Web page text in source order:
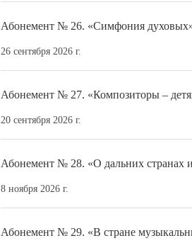
Абонемент № 26. «Симфония
26 сентября 2026 г.
Абонемент № 27. «Композиторы –
20 сентября 2026 г.
Абонемент № 28. «О дальних странах
8 ноября 2026 г.
Абонемент № 29. «В стране